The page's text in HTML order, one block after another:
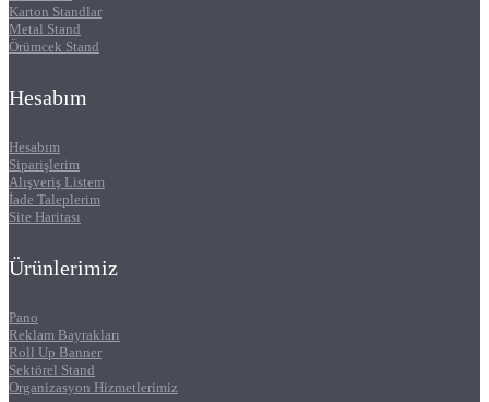
Karton Standlar
Metal Stand
Örümcek Stand
Hesabım
Hesabım
Siparişlerim
Alışveriş Listem
İade Taleplerim
Site Haritası
Ürünlerimiz
Pano
Reklam Bayrakları
Roll Up Banner
Sektörel Stand
Organizasyon Hizmetlerimiz